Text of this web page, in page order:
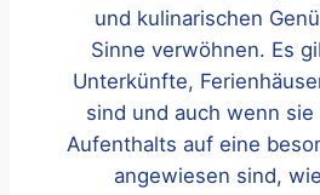
und kulinarischen
Sinne verwöhnen. Es
Unterkünfte,
sind und auch wenn
Aufenthalts auf eine
angewiesen sind,